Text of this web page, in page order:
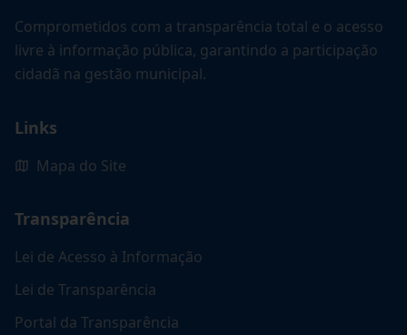
Comprometidos com a transparência total e o acesso
livre à informação pública, garantindo a participação
cidadã na gestão municipal.
Links
Mapa do Site
Transparência
Lei de Acesso à Informação
Lei de Transparência
Portal da Transparência